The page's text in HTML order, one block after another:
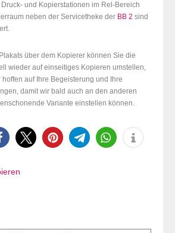
und Kopierstationen im Rel-Bereich
neben der Servicetheke der BB 2 sind
über dem Kopierer können Sie die
wieder auf einseitiges Kopieren umstellen,
auf Ihre Begeisterung und Ihre
damit wir bald auch an den anderen
Variante einstellen können.